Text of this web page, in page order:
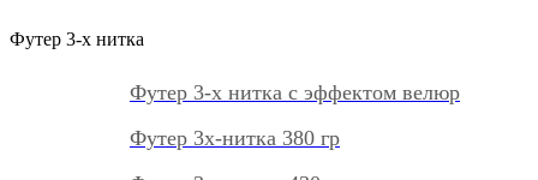
Футер 3-х нитка
Футер 3-х нитка с эффектом велюр
Футер 3х-нитка 380 гр